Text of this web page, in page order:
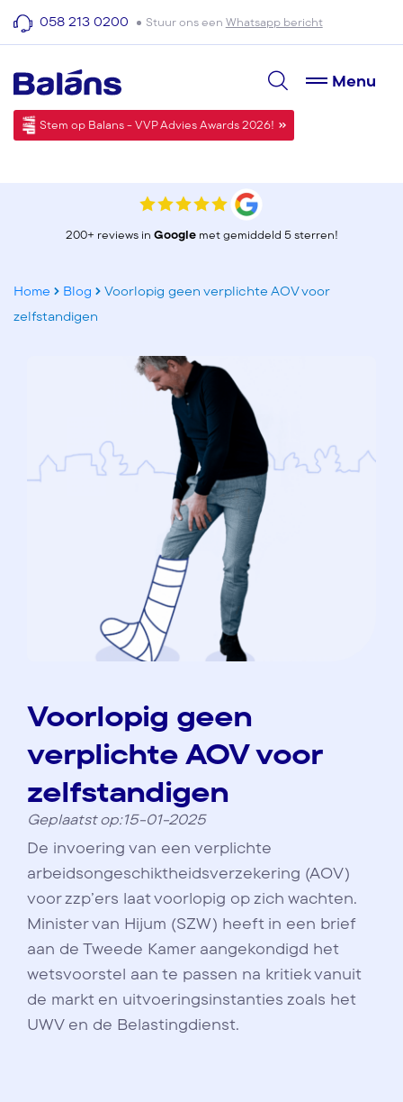
058 213 0200 Stuur ons een Whatsapp bericht
Menu
Stem op Balans - VVP Advies Awards 2026!
200+ reviews in Googlemet gemiddeld 5 sterren!
Home Blog
Voorlopig geen verplichte AOV voor
zelfstandigen
Voorlopig geen
verplichte AOV voor
zelfstandigen
Geplaatst op:15-01-2025
De invoering van een verplichte
arbeidsongeschiktheidsverzekering (AOV)
voor zzp’ers laat voorlopig op zich wachten.
Minister van Hijum (SZW) heeft in een brief
aan de Tweede Kamer aangekondigd het
wetsvoorstel aan te passen na kritiek vanuit
de markt en uitvoeringsinstanties zoals het
UWV en de Belastingdienst.